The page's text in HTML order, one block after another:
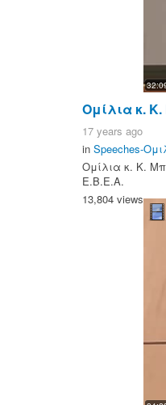
Ομίλια κ.
17 years ago
in Speeches-
Ομίλια κ. Κ.
Ε.Β.Ε.Α.
13,804 views